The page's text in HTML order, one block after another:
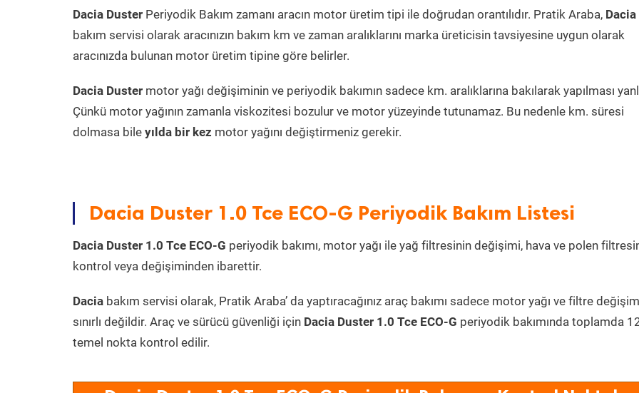
Dacia Duster Periyodik Bakım zamanı aracın motor üretim tipi ile doğrudan orantılıdır. Pratik Araba, Dacia
bakım servisi olarak aracınızın bakım km ve zaman aralıklarını marka üreticisin tavsiyesine uygun olarak
aracınızda bulunan motor üretim tipine göre belirler.
Dacia Duster motor yağı değişiminin ve periyodik bakımın sadece km. aralıklarına bakılarak yapılması
Çünkü motor yağının zamanla viskozitesi bozulur ve motor yüzeyinde tutunamaz. Bu nedenle km. süresi
dolmasa bile yılda bir kez motor yağını değiştirmeniz gerekir.
Dacia Duster 1.0 Tce ECO-G Periyodik Bakım Listesi
Dacia Duster 1.0 Tce ECO-G periyodik bakımı, motor yağı ile yağ filtresinin değişimi, hava ve polen
kontrol veya değişiminden ibarettir.
Dacia bakım servisi olarak, Pratik Araba’ da yaptıracağınız araç bakımı sadece motor yağı ve filtre
sınırlı değildir. Araç ve sürücü güvenliği için Dacia Duster 1.0 Tce ECO-G periyodik bakımında toplamda
temel nokta kontrol edilir.